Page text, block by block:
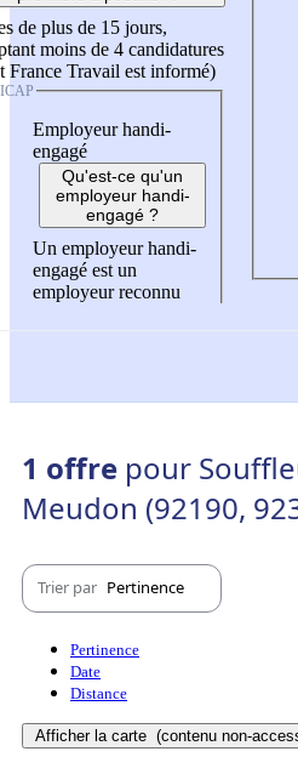
de plus de 15 jours,
moins de 4 candidatures
France Travail est informé)
Employeur handi-
engagé
Qu'est-ce qu'un
employeur handi-
engagé ?
Un employeur handi-
engagé est un
employeur reconnu
1 offre pour
Meudon (92190,
Trier par Pertinence
Pertinence
Date
Distance
Afficher la carte (contenu non-